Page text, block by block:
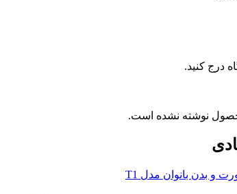
درج کنید.
نوشته نشده است.